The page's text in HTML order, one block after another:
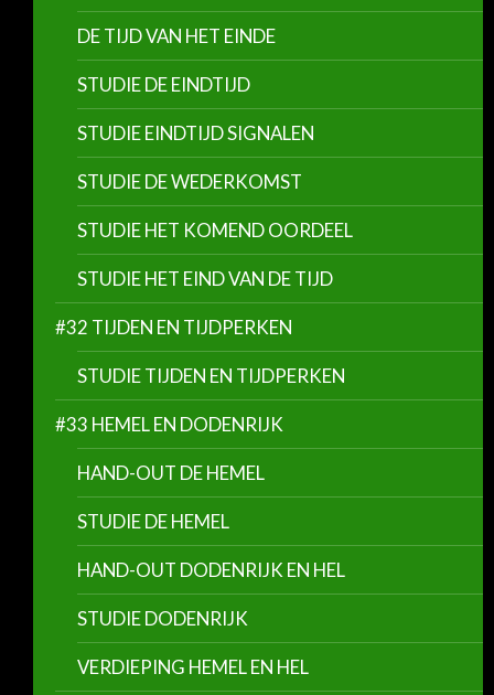
DE TIJD VAN HET EINDE
STUDIE DE EINDTIJD
STUDIE EINDTIJD SIGNALEN
STUDIE DE WEDERKOMST
STUDIE HET KOMEND OORDEEL
STUDIE HET EIND VAN DE TIJD
#32 TIJDEN EN TIJDPERKEN
STUDIE TIJDEN EN TIJDPERKEN
#33 HEMEL EN DODENRIJK
HAND-OUT DE HEMEL
STUDIE DE HEMEL
HAND-OUT DODENRIJK EN HEL
STUDIE DODENRIJK
VERDIEPING HEMEL EN HEL